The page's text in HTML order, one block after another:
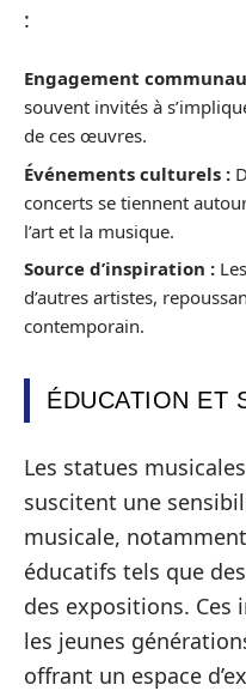
:
Engagement
souvent invités à
de ces œuvres.
Événements culturels :
concerts se tiennent
l’art et la musique.
Source d’inspiration :
d’autres artistes,
contemporain.
ÉDUCATION ET
Les statues
suscitent une
musicale,
éducatifs tels que
des expositions.
les jeunes
offrant un espace